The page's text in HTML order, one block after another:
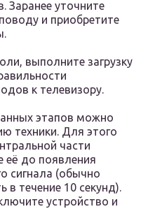
Заранее уточните
и приобретите
выполните загрузку
к телевизору.
этапов можно
техники. Для этого
части
её до появления
сигнала (обычно
течение 10 секунд).
устройство и